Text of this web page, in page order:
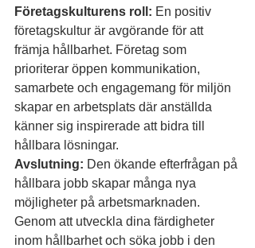
Företagskulturens roll: En positiv
företagskultur är avgörande för att
främja hållbarhet. Företag som
prioriterar öppen kommunikation,
samarbete och engagemang för miljön
skapar en arbetsplats där anställda
känner sig inspirerade att bidra till
hållbara lösningar.
Avslutning: Den ökande efterfrågan på
hållbara jobb skapar många nya
möjligheter på arbetsmarknaden.
Genom att utveckla dina färdigheter
inom hållbarhet och söka jobb i den